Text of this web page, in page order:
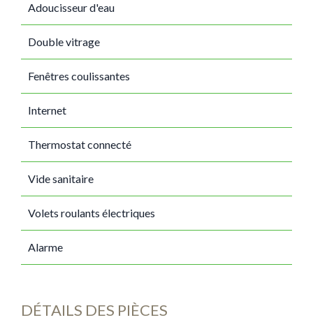
Adoucisseur d'eau
Double vitrage
Fenêtres coulissantes
Internet
Thermostat connecté
Vide sanitaire
Volets roulants électriques
Alarme
DÉTAILS DES PIÈCES